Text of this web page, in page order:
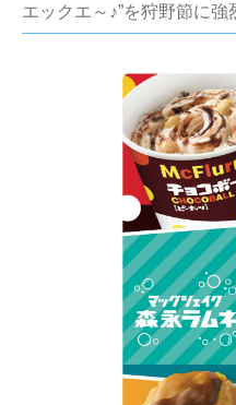
エックエ～♪”を狩野節に強